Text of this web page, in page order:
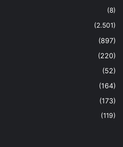
(8)
(2.501)
(897)
(220)
(52)
(164)
(173)
(119)